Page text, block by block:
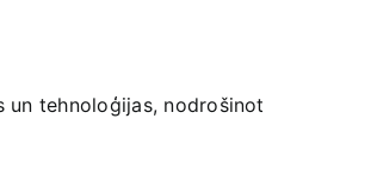
un tehnoloģijas, nodrošinot